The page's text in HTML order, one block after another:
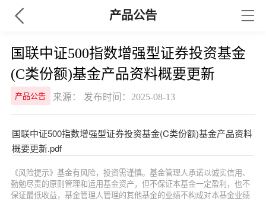
产品公告
国联中证500指数增强型证券投资基金
(C类份额)基金产品资料概要更新
产品公告 来源： 发布时间：2025-08-13
国联中证500指数增强型证券投资基金(C类份额)基金产品资料
概要更新.pdf
《风险提示》基金有风险，投资需谨慎。基金管理人承诺以诚实信用、
勤勉尽责的原则管理和运用基金资产，但不保证本基金一定盈利，也不
保证最低收益，基金管理人管理的其他基金的业绩不构成对本基金业绩